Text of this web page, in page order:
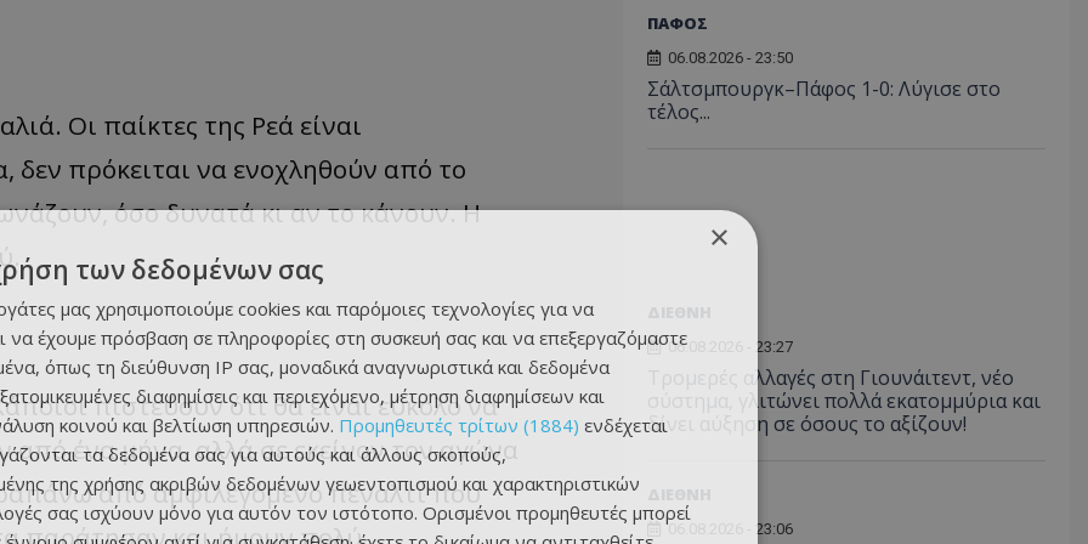
Οι παίκτες της Ρεά είναι
δεν πρόκειται να ενοχληθούν από το
όσο δυνατά κι αν το κάνουν. Η
πιστεύουν ότι θα είναι εύκολο να
ένα μήνα, αλλά σε εκείνον τον αγώνα
από αμφιλεγόμενο πέναλτι που
παράτησαν και ήμουν πολύ
ΠΑΦΟΣ
06.08.2026 - 23:50
Σάλτσμπουργκ–Πάφος 1-0: Λύγισε στο
τέλος...
06.08.2026 - 23:27
Τρομερές αλλαγές στη Γιουνάιτεντ, νέο
σύστημα, γλιτώνει πολλά εκατομμύρια και
δίνει αύξηση σε όσους το αξίζουν!
06.08.2026 - 23:06
×
των δεδομένων σας
μας χρησιμοποιούμε cookies και παρόμοιες τεχνολογίες για να
να έχουμε πρόσβαση σε πληροφορίες στη συσκευή σας και να επεξεργαζόμαστε
όπως τη διεύθυνση IP σας, μοναδικά αναγνωριστικά και δεδομένα
διαφημίσεις και περιεχόμενο, μέτρηση διαφημίσεων και
κοινού και βελτίωση υπηρεσιών. Προμηθευτές τρίτων (1884) ενδέχεται
τα δεδομένα σας για αυτούς και άλλους σκοπούς,
της χρήσης ακριβών δεδομένων γεωεντοπισμού και χαρακτηριστικών
σας ισχύουν μόνο για αυτόν τον ιστότοπο. Ορισμένοι προμηθευτές μπορεί